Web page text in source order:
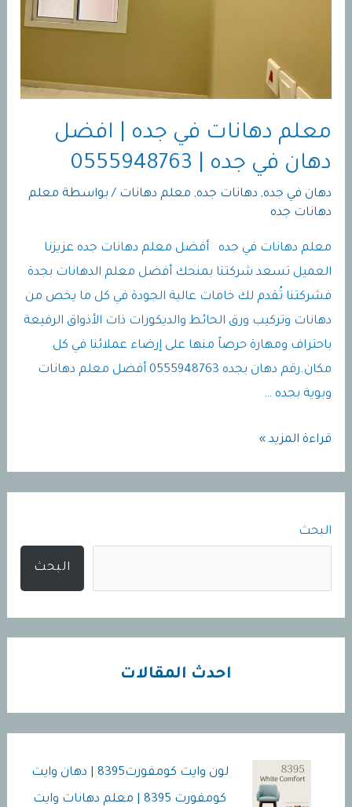
البحث
البحث
احدث المقالات
لون وايت كومفورت8395 | دهان وايت
كومفورت 8395 | معلم دهانات وايت
معلم دهانات في جده | افضل
دهان في جده | 0555948763
دهان في جده, دهانات جده, معلم دهانات / بواسطة معلم
دهانات جده
معلم دهانات في جده أفضل معلم دهانات جده عزيزنا
العميل تسعد شركتنا بمنحك أفضل معلم الدهانات بجدة
فشركتنا تُقدم لك خامات عالية الجودة في كل ما يخص من
دهانات وتركيب ورق الحائط والديكورات ذات الأذواق الرفيعة
باحتراف ومهارة حرصاً منها على إرضاء عملائنا في كل
مكان.رقم دهان بجده 0555948763 أفضل معلم دهانات
وبوية بجده …
معلم
|
قراءة المزيد »